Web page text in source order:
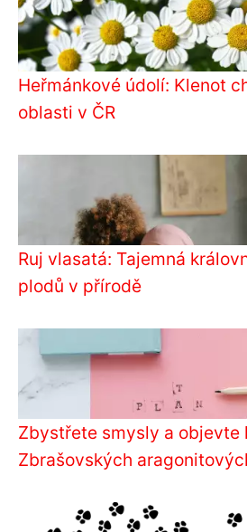
Heřmánkové údolí: Klenot
oblasti v ČR
Ruj vlasatá: Tajemná
plodů v přírodě
Zbystřete smysly a objevte
Zbrašovských